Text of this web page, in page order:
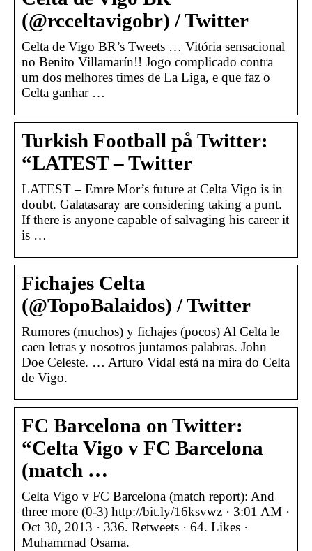
(@rcceltavigobr) / Twitter
Celta de Vigo BR’s Tweets … Vitória sensacional
no Benito Villamarín!! Jogo complicado contra
um dos melhores times de La Liga, e que faz o
Celta ganhar …
Turkish Football på Twitter:
“LATEST – Twitter
LATEST – Emre Mor’s future at Celta Vigo is in
doubt. Galatasaray are considering taking a punt.
If there is anyone capable of salvaging his career it
is …
Fichajes Celta
(@TopoBalaidos) / Twitter
Rumores (muchos) y fichajes (pocos) Al Celta le
caen letras y nosotros juntamos palabras. John
Doe Celeste. … Arturo Vidal está na mira do Celta
de Vigo.
FC Barcelona on Twitter:
“Celta Vigo v FC Barcelona
(match …
Celta Vigo v FC Barcelona (match report): And
three more (0-3) http://bit.ly/16ksvwz · 3:01 AM ·
Oct 30, 2013 · 336. Retweets · 64. Likes ·
Muhammad Osama.